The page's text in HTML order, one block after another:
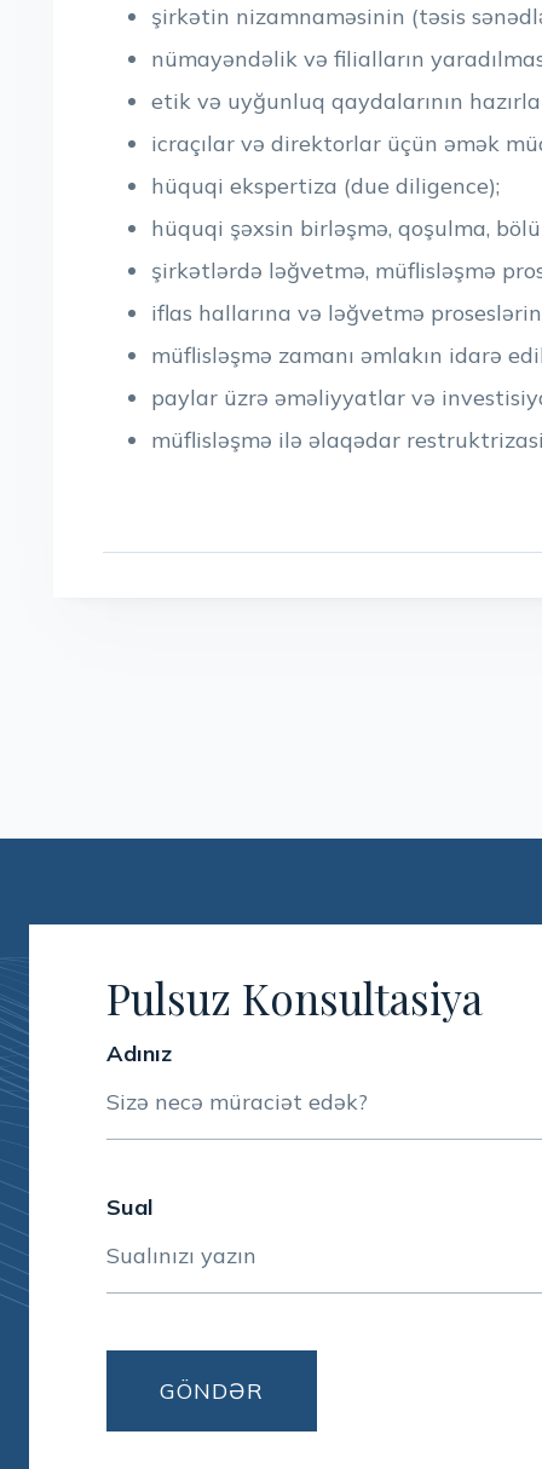
şirkətin nizamnaməsinin (təsis
nümayəndəlik və filialların
etik və uyğunluq qaydalarının
icraçılar və direktorlar üçün əmək
hüquqi ekspertiza (due diligence);
hüquqi şəxsin birləşmə, qoşulma,
şirkətlərdə ləğvetmə, müflisləşmə
iflas hallarına və ləğvetmə
müflisləşmə zamanı əmlakın idarə
paylar üzrə əməliyyatlar və
müflisləşmə ilə əlaqədar
Pulsuz Konsultasiya
Adınız
Sual